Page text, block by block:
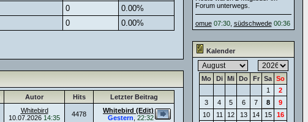
0
0.00%
0 0.00%
Autor Hits
Letzter Beitrag
Whitebird
10.07.2026 14:35 4478
Whitebird (Edit)
Gestern 22:32
Forum unterwegs.
omue 07:30, südschwede 00:36
Kalender
Mo Di Mi Do Fr Sa So
1
2
3
4 5 6 7 8
9
10
11 12 13 14 15
16